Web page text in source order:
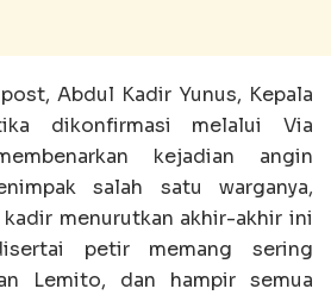
Abdul Kadir Yunus, Kepala
dikonfirmasi melalui Via
kejadian angin
salah satu warganya,
menurutkan akhir-akhir ini
petir memang sering
Lemito, dan hampir semua